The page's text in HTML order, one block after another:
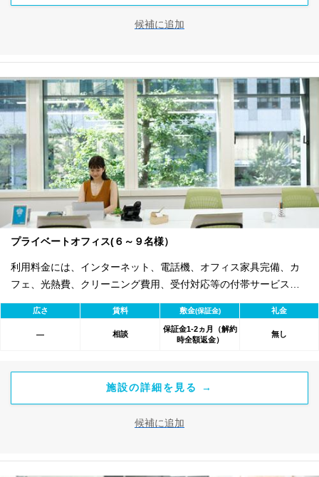
候補に追加
プライベートオフィス(６～９名様）
利用料金には、インターネット、電話機、オフィス家具完備、カ
フェ、光熱費、クリーニング費用、受付対応等の付帯サービスす
べて含まれ、追加料金不要です。 また適宜キャンペーン、契約期
間による割引特典あります。
広さ 賃料 敷金(保証金) 礼金
― 相談
保証金1-2ヵ月（解約
時全額返金）
無し
施設の詳細を見る →
候補に追加